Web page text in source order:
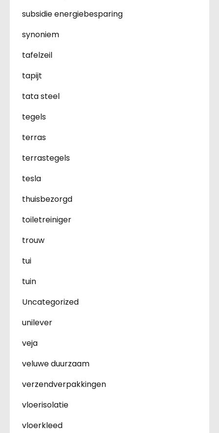
subsidie energiebesparing
synoniem
tafelzeil
tapijt
tata steel
tegels
terras
terrastegels
tesla
thuisbezorgd
toiletreiniger
trouw
tui
tuin
Uncategorized
unilever
veja
veluwe duurzaam
verzendverpakkingen
vloerisolatie
vloerkleed